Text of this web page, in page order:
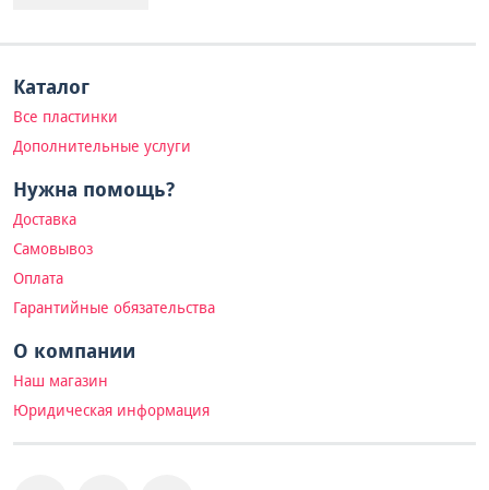
Каталог
Все пластинки
Дополнительные услуги
Нужна помощь?
Доставка
Самовывоз
Оплата
Гарантийные обязательства
О компании
Наш магазин
Юридическая информация